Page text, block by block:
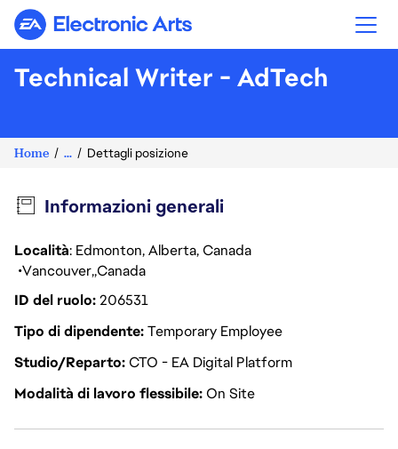
Electronic Arts
Technical Writer - AdTech
Home ... Dettagli posizione
Informazioni generali
Località: Edmonton, Alberta, Canada
Vancouver Canada
ID del ruolo206531
Tipo di dipendenteTemporary Employee
Studio/RepartoCTO - EA Digital Platform
Modalità di lavoro flessibileOn Site